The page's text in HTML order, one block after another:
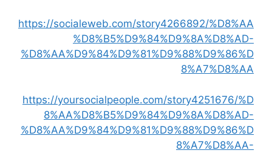
https://socialeweb.com/story4266892/%D8%AA
%D8%B5%D9%84%D9%8A%D8%AD-
%D8%AA%D9%84%D9%81%D9%88%D9%86%D
8%A7%D8%AA
https://yoursocialpeople.com/story4251676/%D
8%AA%D8%B5%D9%84%D9%8A%D8%AD-
%D8%AA%D9%84%D9%81%D9%88%D9%86%D
8%A7%D8%AA-